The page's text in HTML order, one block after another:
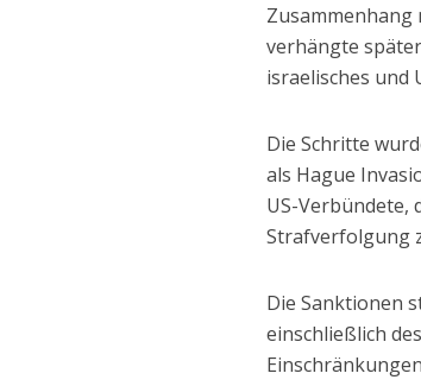
Zusammenhang
verhängte
israelisches und
Die Schritte
als Hague
US-Verbündete,
Strafverfolgung
Die Sanktionen
einschließlich